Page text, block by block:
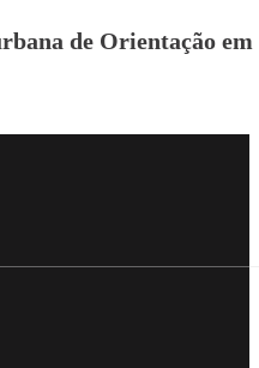
de Orientação em